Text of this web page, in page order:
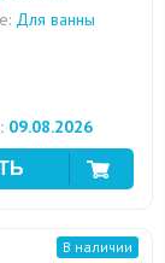
Для ванны
09.08.2026
В наличии